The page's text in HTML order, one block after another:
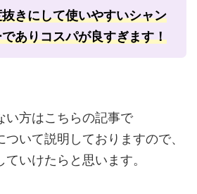
きにして使いやすいシャン
ありコスパが良すぎます！
い方はこちらの記事で
ついて説明しておりますので、
いけたらと思います。